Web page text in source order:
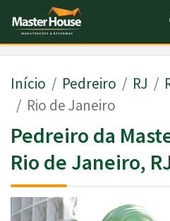
Início Pedreiro RJ
Rio de Janeiro
Pedreiro da
Rio de Janeiro,